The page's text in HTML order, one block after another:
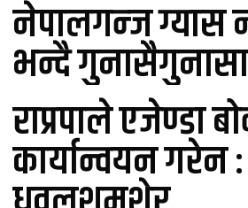
नेपालगन्ज ग्यास
भन्दै गुनासैगुनासा
राप्रपाले एजेण्डा
कार्यान्वयन गरेन :